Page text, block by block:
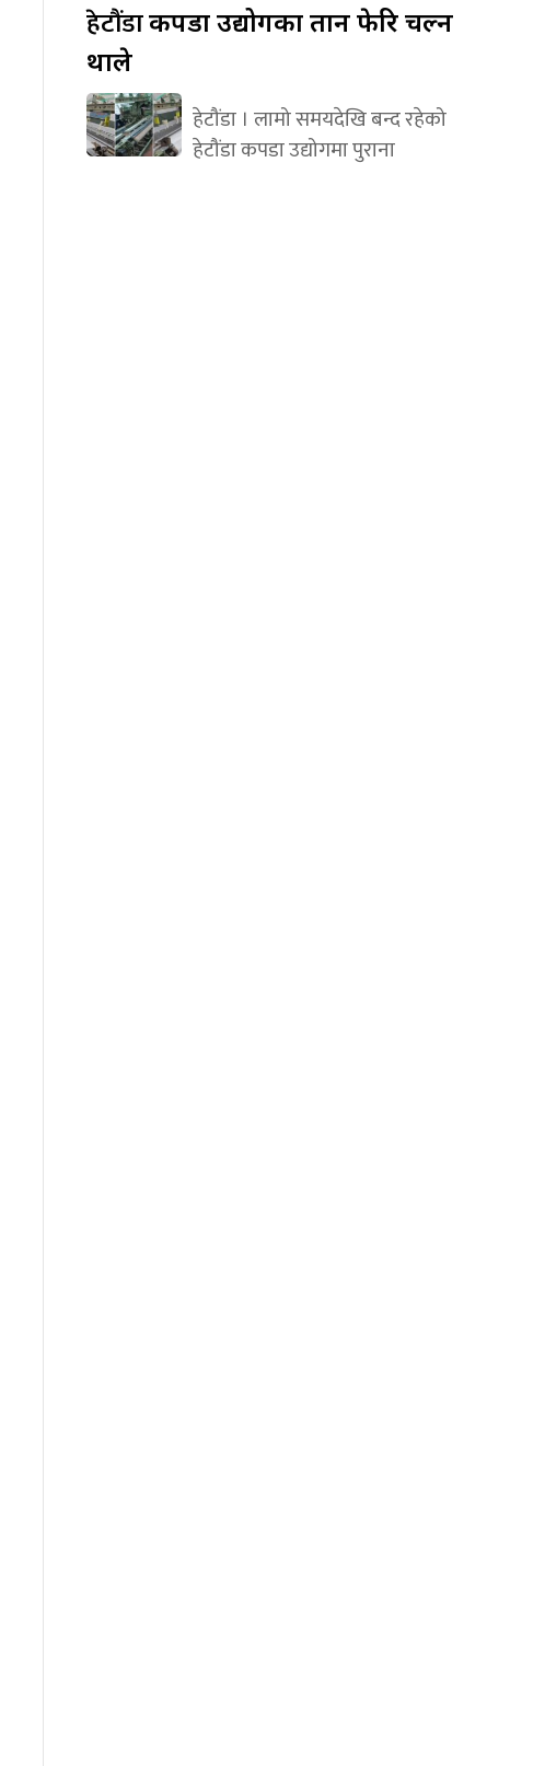
हेटौंडाकपडा उद्योगका तान फेरि चल्न
थाले
हेटौंडा । लामो समयदेखि बन्द रहेको
हेटौंडा कपडा उद्योगमा पुराना